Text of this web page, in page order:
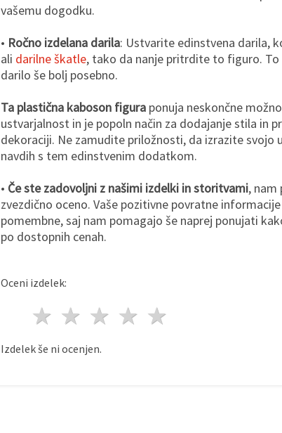
vašemu dogodku.
• Ročno izdelana darila: Ustvarite edinstvena darila,
ali darilne škatle, tako da nanje pritrdite to figuro. To
darilo še bolj posebno.
Ta plastična kaboson figura ponuja neskončne
ustvarjalnost in je popoln način za dodajanje stila in
dekoraciji. Ne zamudite priložnosti, da izrazite svojo
navdih s tem edinstvenim dodatkom.
• Če ste zadovoljni z našimi izdelki in storitvami, nam
zvezdično oceno. Vaše pozitivne povratne informacije
pomembne, saj nam pomagajo še naprej ponujati
po dostopnih cenah.
Oceni izdelek:
4 zvezde
3 zvezde
2 zvezde
1 zvezda
Izdelek še ni ocenjen.